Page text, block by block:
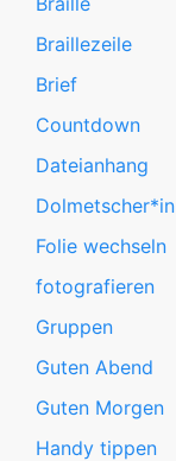
Braillezeile
Brief
Countdown
Dateianhang
Dolmetscher*in
Folie wechseln
fotografieren
Gruppen
Guten Abend
Guten Morgen
Handy tippen